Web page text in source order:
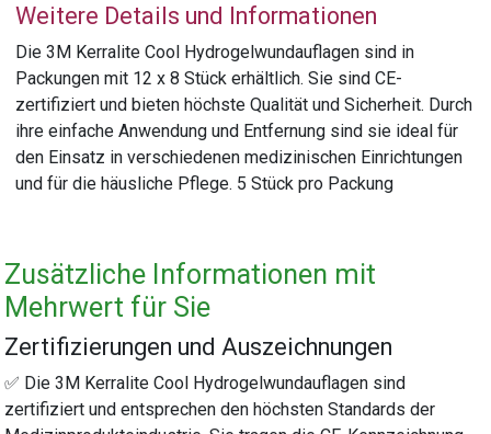
Weitere Details und Informationen
Die 3M Kerralite Cool Hydrogelwundauflagen sind in
Packungen mit 12 x 8 Stück erhältlich. Sie sind CE-
zertifiziert und bieten höchste Qualität und Sicherheit. Durch
ihre einfache Anwendung und Entfernung sind sie ideal für
den Einsatz in verschiedenen medizinischen Einrichtungen
und für die häusliche Pflege. 5 Stück pro Packung
Zusätzliche Informationen mit
Mehrwert für Sie
Zertifizierungen und Auszeichnungen
✅ Die 3M Kerralite Cool Hydrogelwundauflagen sind
zertifiziert und entsprechen den höchsten Standards der